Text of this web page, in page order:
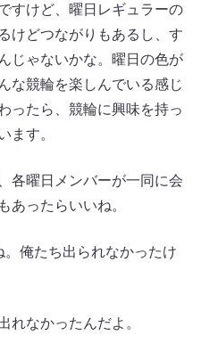
けど、曜日レギュラーの
けどつながりもあるし、す
じゃないかな。曜日の色が
な競輪を楽しんでいる感じ
ったら、競輪に興味を持っ
ます。
各曜日メンバーが一同に会
あったらいいね。
俺たち出られなかったけ
なかったんだよ。